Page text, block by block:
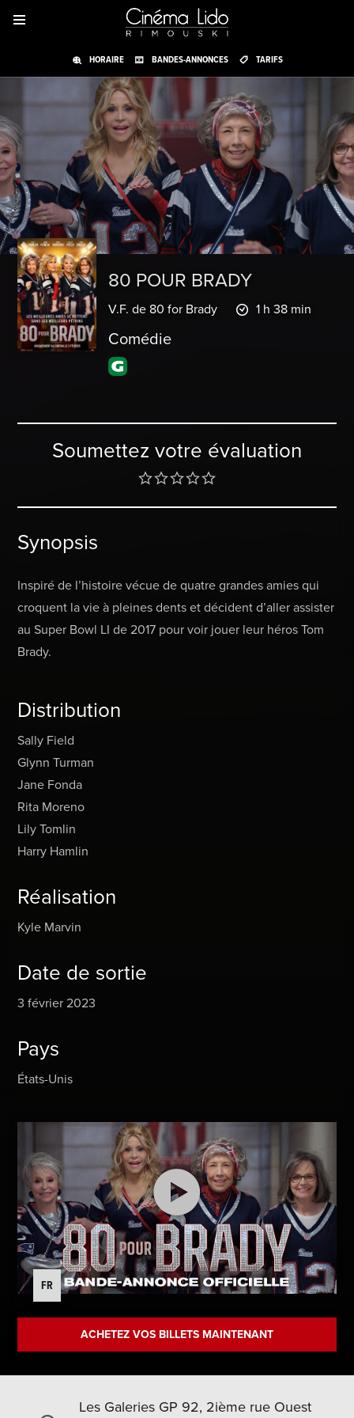
HORAIRE BANDES-ANNONCES TARIFS
80 POUR BRADY
V.F. de 80 for Brady 1 h 38 min
Comédie
Soumettez votre évaluation
Synopsis
Inspiré de l’histoire vécue de quatre grandes amies qui
croquent la vie à pleines dents et décident d’aller assister
au Super Bowl LI de 2017 pour voir jouer leur héros Tom
Brady.
Distribution
Sally Field
Glynn Turman
Jane Fonda
Rita Moreno
Lily Tomlin
Harry Hamlin
Réalisation
Kyle Marvin
Date de sortie
3 février 2023
Pays
États-Unis
FR
ACHETEZ VOS BILLETS MAINTENANT
Les Galeries GP 92, 2ième rue Ouest